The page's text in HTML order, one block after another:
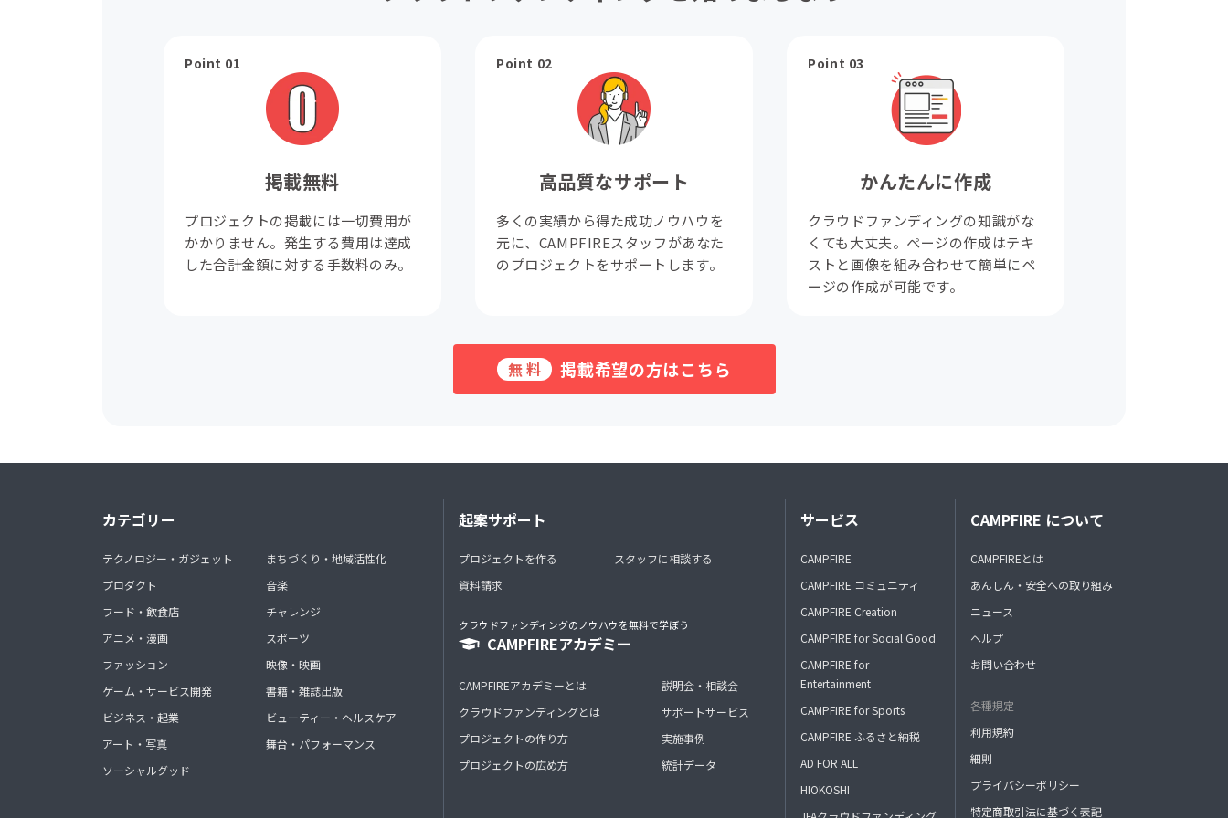
Point 01
掲載無料
プロジェクトの掲載には一切費用が
かかりません。発生する費用は達成
した合計金額に対する手数料のみ。
Point 02
高品質なサポート
多くの実績から得た成功ノウハウを
元に、CAMPFIREスタッフがあなた
のプロジェクトをサポートします。
Point 03
かんたんに作成
クラウドファンディングの知識がな
くても大丈夫。ページの作成はテキ
ストと画像を組み合わせて簡単にペ
ージの作成が可能です。
無料 掲載希望の方はこちら
カテゴリー
テクノロジー・ガジェット
プロダクト
フード・飲食店
アニメ・漫画
ファッション
ゲーム・サービス開発
ビジネス・起業
アート・写真
ソーシャルグッド
まちづくり・地域活性化
音楽
チャレンジ
スポーツ
映像・映画
書籍・雑誌出版
ビューティー・ヘルスケア
舞台・パフォーマンス
起案サポート
プロジェクトを作る
資料請求
スタッフに相談する
クラウドファンディングのノウハウを無料で学ぼう
CAMPFIREアカデミー
CAMPFIREアカデミーとは
クラウドファンディングとは
プロジェクトの作り方
プロジェクトの広め方
説明会・相談会
サポートサービス
実施事例
統計データ
サービス
CAMPFIRE
CAMPFIRE コミュニティ
CAMPFIRE Creation
CAMPFIRE for Social Good
CAMPFIRE for
Entertainment
CAMPFIRE for Sports
CAMPFIRE ふるさと納税
AD FOR ALL
HIOKOSHI
CAMPFIRE について
CAMPFIREとは
あんしん・安全への取り組み
ニュース
ヘルプ
お問い合わせ
各種規定
利用規約
細則
プライバシーポリシー
特定商取引法に基づく表記